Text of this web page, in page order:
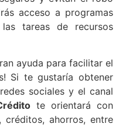
acceso a programas
tareas de recursos
ayuda para facilitar el
Si te gustaría obtener
sociales y el canal
te orientará con
créditos, ahorros, entre